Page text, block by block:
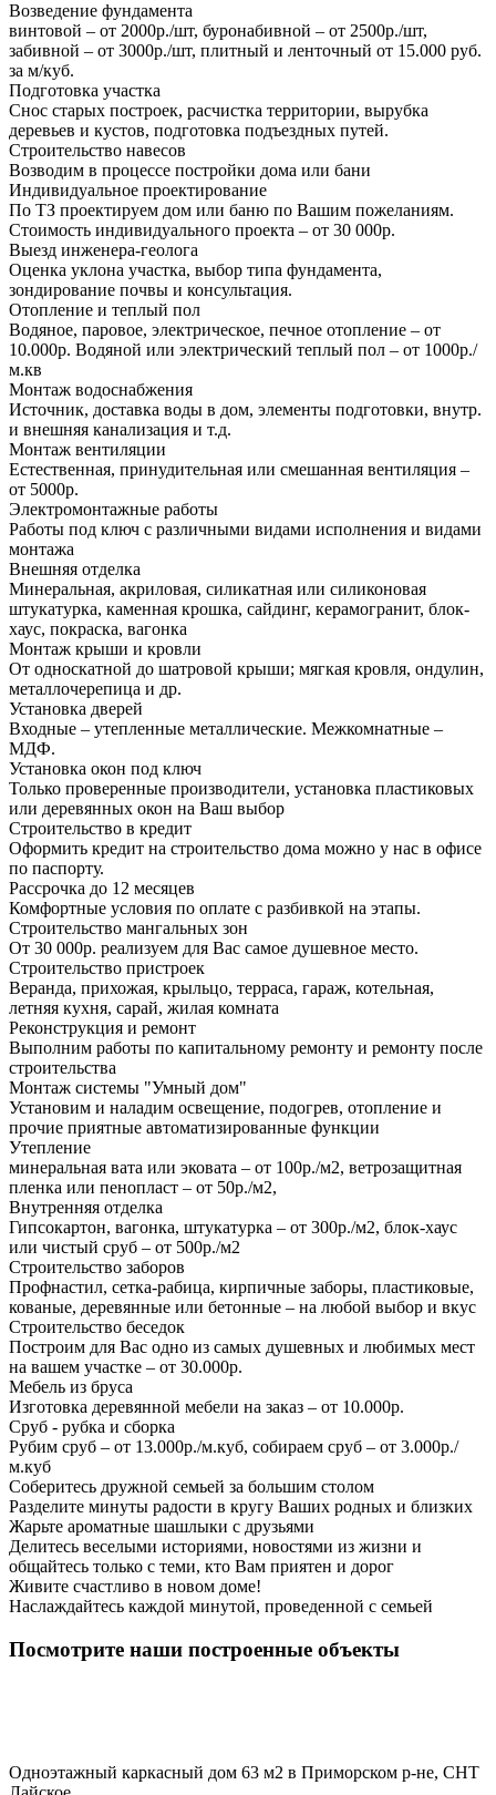
Возведение фундамента
винтовой – от 2000р./шт, буронабивной – от 2500р./шт,
забивной – от 3000р./шт, плитный и ленточный от 15.000 руб.
за м/куб.
Подготовка участка
Снос старых построек, расчистка территории, вырубка
деревьев и кустов, подготовка подъездных путей.
Строительство навесов
Возводим в процессе постройки дома или бани
Индивидуальное проектирование
По ТЗ проектируем дом или баню по Вашим пожеланиям.
Стоимость индивидуального проекта – от 30 000р.
Выезд инженера-геолога
Оценка уклона участка, выбор типа фундамента,
зондирование почвы и консультация.
Отопление и теплый пол
Водяное, паровое, электрическое, печное отопление – от
10.000р. Водяной или электрический теплый пол – от 1000р./
м.кв
Монтаж водоснабжения
Источник, доставка воды в дом, элементы подготовки, внутр.
и внешняя канализация и т.д.
Монтаж вентиляции
Естественная, принудительная или смешанная вентиляция –
от 5000р.
Электромонтажные работы
Работы под ключ с различными видами исполнения и видами
монтажа
Внешняя отделка
Минеральная, акриловая, силикатная или силиконовая
штукатурка, каменная крошка, сайдинг, керамогранит, блок-
хаус, покраска, вагонка
Монтаж крыши и кровли
От односкатной до шатровой крыши; мягкая кровля, ондулин,
металлочерепица и др.
Установка дверей
Входные – утепленные металлические. Межкомнатные –
МДФ.
Установка окон под ключ
Только проверенные производители, установка пластиковых
или деревянных окон на Ваш выбор
Строительство в кредит
Оформить кредит на строительство дома можно у нас в офисе
по паспорту.
Рассрочка до 12 месяцев
Комфортные условия по оплате с разбивкой на этапы.
Строительство мангальных зон
От 30 000р. реализуем для Вас самое душевное место.
Строительство пристроек
Веранда, прихожая, крыльцо, терраса, гараж, котельная,
летняя кухня, сарай, жилая комната
Реконструкция и ремонт
Выполним работы по капитальному ремонту и ремонту после
строительства
Монтаж системы "Умный дом"
Установим и наладим освещение, подогрев, отопление и
прочие приятные автоматизированные функции
Утепление
минеральная вата или эковата – от 100р./м2, ветрозащитная
пленка или пенопласт – от 50р./м2,
Внутренняя отделка
Гипсокартон, вагонка, штукатурка – от 300р./м2, блок-хаус
или чистый сруб – от 500р./м2
Строительство заборов
Профнастил, сетка-рабица, кирпичные заборы, пластиковые,
кованые, деревянные или бетонные – на любой выбор и вкус
Строительство беседок
Построим для Вас одно из самых душевных и любимых мест
на вашем участке – от 30.000р.
Мебель из бруса
Изготовка деревянной мебели на заказ – от 10.000р.
Сруб - рубка и сборка
Рубим сруб – от 13.000р./м.куб, собираем сруб – от 3.000р./
м.куб
Соберитесь дружной семьей за большим столом
Разделите минуты радости в кругу Ваших родных и близких
Жарьте ароматные шашлыки с друзьями
Делитесь веселыми историями, новостями из жизни и
общайтесь только с теми, кто Вам приятен и дорог
Живите счастливо в новом доме!
Наслаждайтесь каждой минутой, проведенной с семьей
Посмотрите наши построенные объекты
Одноэтажный каркасный дом 63 м2 в Приморском р-не, СНТ